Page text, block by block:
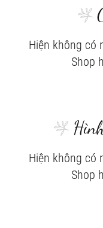
Hiện không có
Shop
Hiện không có
Shop